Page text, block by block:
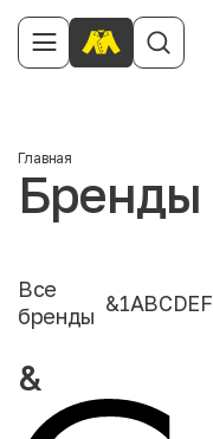
Главная
Бренды
Все
бренды
&1ABCDEF
&